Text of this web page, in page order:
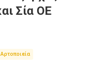
Σία ΟΕ
Αρτοποιεία